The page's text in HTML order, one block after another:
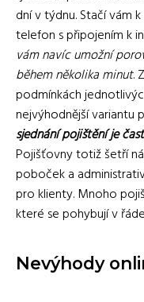
dní v týdnu. Stačí vám
telefon s připojením k
vám navíc umožní
během několika minut.
podmínkách
nejvýhodnější variantu
sjednání pojištění je
Pojišťovny totiž šetří
poboček a
pro klienty. Mnoho
které se pohybují v
Nevýhody